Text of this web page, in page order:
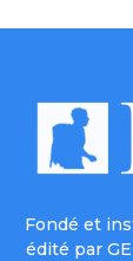
Fondé et
édité par